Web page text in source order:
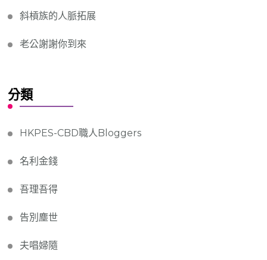
斜槓族的人脈拓展
老公謝謝你到來
分類
HKPES-CBD職人Bloggers
名利金錢
吾理吾得
告別塵世
夫唱婦隨